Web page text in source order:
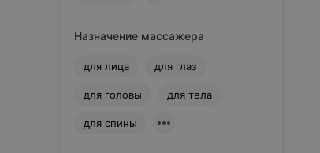
Hyperice
Ichi
iRest
Назначение массажера
для лица для глаз
для головы для тела
для спины